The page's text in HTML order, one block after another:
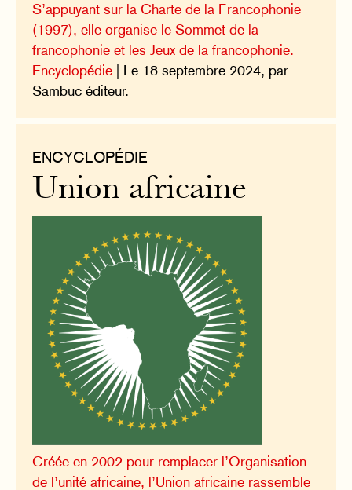
S’appuyant sur la Charte de la Francophonie
(1997), elle organise le Sommet de la
francophonie et les Jeux de la francophonie.
Encyclopédie | Le 18 septembre 2024, par
Sambuc éditeur.
ENCYCLOPÉDIE
Union africaine
Créée en 2002 pour remplacer l’Organisation
de l’unité africaine, l’Union africaine rassemble